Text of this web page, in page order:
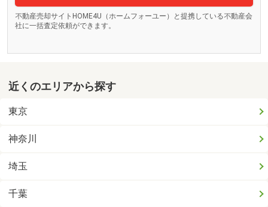
不動産売却サイトHOME4U（ホームフォーユー）と提携している不動産会
社に一括査定依頼ができます。
近くのエリアから探す
東京
神奈川
埼玉
千葉